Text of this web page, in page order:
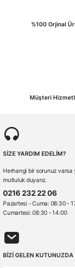
%100 Orjinal
Müşteri
SİZE YARDIM EDELİM?
Herhangi bir sorunuz varsa
mutluluk duyarız.
0216 232 22 06
Pazartesi - Cuma: 08:30 -
Cumartesi: 08:30 - 14:00
BİZİ GELEN